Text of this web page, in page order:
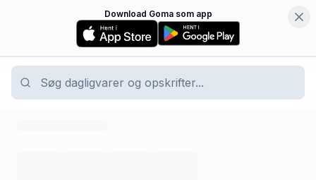
Download Goma som app